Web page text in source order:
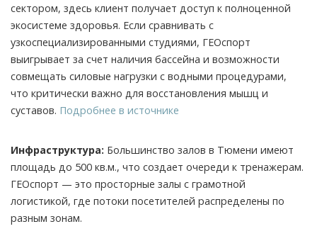
сектором, здесь клиент получает доступ к полноценной
экосистеме здоровья. Если сравнивать с
узкоспециализированными студиями, ГЕОспорт
выигрывает за счет наличия бассейна и возможности
совмещать силовые нагрузки с водными процедурами,
что критически важно для восстановления мышц и
суставов. Подробнее в источнике
Инфраструктура: Большинство залов в Тюмени имеют
площадь до 500 кв.м., что создает очереди к тренажерам.
ГЕОспорт — это просторные залы с грамотной
логистикой, где потоки посетителей распределены по
разным зонам.